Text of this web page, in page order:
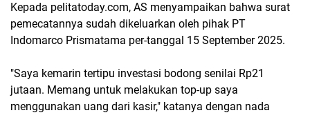
Kepada pelitatoday.com, AS menyampaikan bahwa surat
pemecatannya sudah dikeluarkan oleh pihak PT
Indomarco Prismatama per-tanggal 15 September 2025.
"Saya kemarin tertipu investasi bodong senilai Rp21
jutaan. Memang untuk melakukan top-up saya
menggunakan uang dari kasir," katanya dengan nada